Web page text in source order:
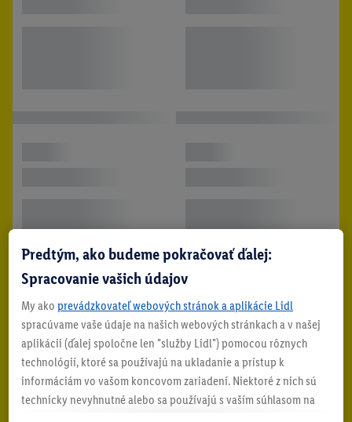
Predtým, ako budeme pokračovať ďalej:
Spracovanie vašich údajov
My ako prevádzkovateľ webových stránok a aplikácie Lidl
spracúvame vaše údaje na našich webových stránkach a v našej
aplikácii (ďalej spoločne len "služby Lidl") pomocou rôznych
technológií, ktoré sa používajú na ukladanie a prístup k
informáciám vo vašom koncovom zariadení. Niektoré z nich sú
technicky nevyhnutné alebo sa používajú s vaším súhlasom na